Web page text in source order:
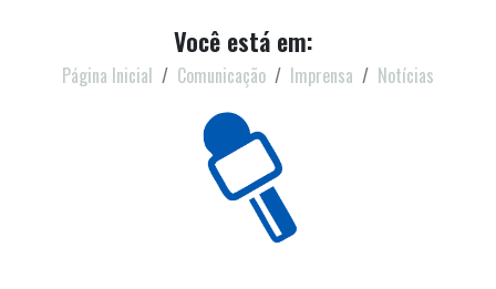
Você está em:
Página Inicial Comunicação Imprensa Notícias